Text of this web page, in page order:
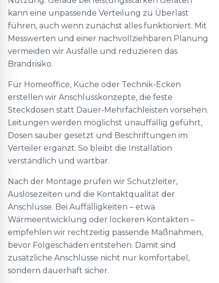
kann eine unpassende Verteilung zu Überlast
führen, auch wenn zunächst alles funktioniert. Mit
Messwerten und einer nachvollziehbaren Planung
vermeiden wir Ausfälle und reduzieren das
Brandrisiko.
Für Homeoffice, Küche oder Technik-Ecken
erstellen wir Anschlusskonzepte, die feste
Steckdosen statt Dauer-Mehrfachleisten vorsehen.
Leitungen werden möglichst unauffällig geführt,
Dosen sauber gesetzt und Beschriftungen im
Verteiler ergänzt. So bleibt die Installation
verständlich und wartbar.
Nach der Montage prüfen wir Schutzleiter,
Auslösezeiten und die Kontaktqualität der
Anschlüsse. Bei Auffälligkeiten – etwa
Wärmeentwicklung oder lockeren Kontakten –
empfehlen wir rechtzeitig passende Maßnahmen,
bevor Folgeschäden entstehen. Damit sind
zusätzliche Anschlüsse nicht nur komfortabel,
sondern dauerhaft sicher.